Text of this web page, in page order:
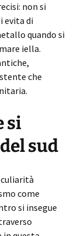
non si
evita di
quando si
iella.
che
si
sud
come
si insegue